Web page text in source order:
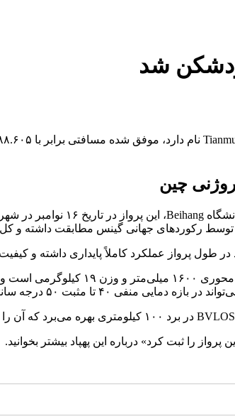
شد
چین
توسط رکوردهای جهانی گینس مطابقت داشته و
طول پرواز عملکرد کاملاً پایداری داشته و
۴۰ تا مثبت ۵۰ درجه سانتی‌گراد فعالیت کند.
را ثبت کرد» درباره این پهپاد بیشتر بخوانید.